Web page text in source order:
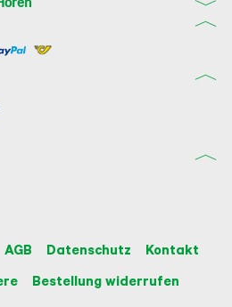
AGB Datenschutz
Kontakt
Bestellung widerrufen